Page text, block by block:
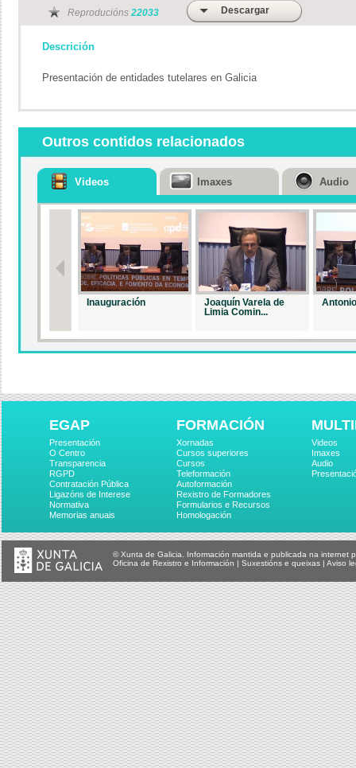
Reproducións 22033 Descargar
Descrición
Presentación de entidades tutelares en Galicia
Outros contidos relacionados
Videos
Inauguración
Joaquín Varela de
Limia Comin...
Imaxes Audio
EGAP
Presentación
O Centro
Transparencia
RGPD
Contratación Pública
Ligazóns de Interese
Normativa
Memorias anuais
FORMACIÓN
Xornadas
Cursos superiores
Cursos
Teleformación
Autoformación
Rexistro de Formadores
Formularios e Recursos
Homologación
Videos
Imaxes
Audio
© Xunta de Galicia. Información mantida e publicada na internet
Oficina de Rexistro e Información | Suxestións e queixas | Aviso